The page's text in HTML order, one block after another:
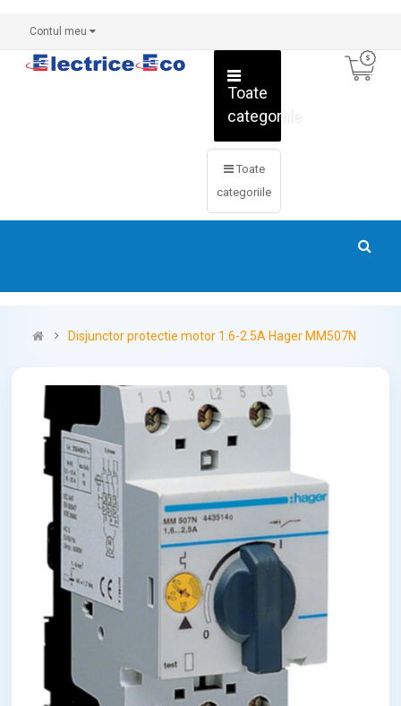
Contul meu
Toate
categoriile
Toate
categoriile
Disjunctor protectie motor 1.6-2.5A Hager MM507N